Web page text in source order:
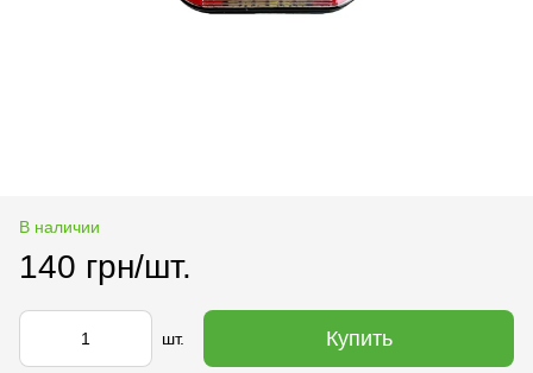
В наличии
140 грн/шт.
шт. Купить